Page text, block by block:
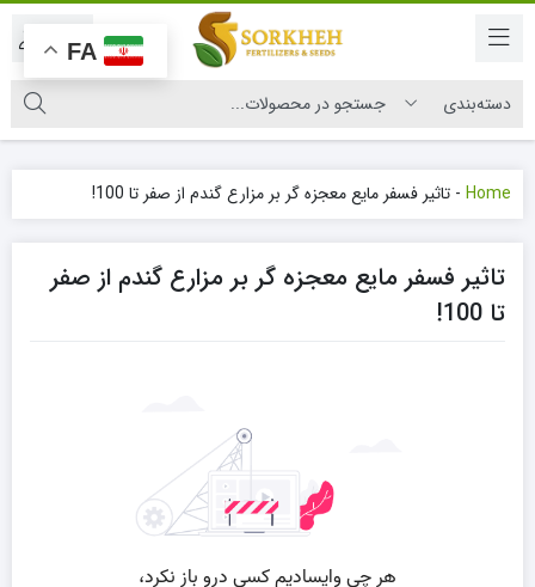
Home
- تاثیر فسفر مایع معجزه گر بر مزارع گندم از صفر تا 100!
تاثیر فسفر مایع معجزه گر بر مزارع گندم از صفر
تا 100!
FA